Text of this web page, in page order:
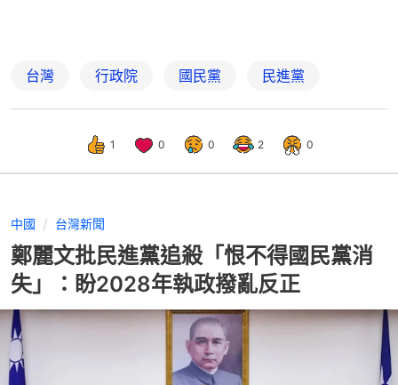
台灣 行政院 國民黨 民進黨
1 0 0 2 0
中國 台灣新聞
鄭麗文批民進黨追殺「恨不得國民黨消
失」：盼2028年執政撥亂反正